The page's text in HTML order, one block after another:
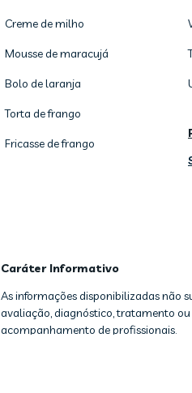
Creme de milho
Mousse de maracujá
Bolo de laranja
Torta de frango
Fricasse de frango
Caráter Informativo
As informações disponibilizadas não
avaliação, diagnóstico, tratamento ou
acompanhamento de profissionais.